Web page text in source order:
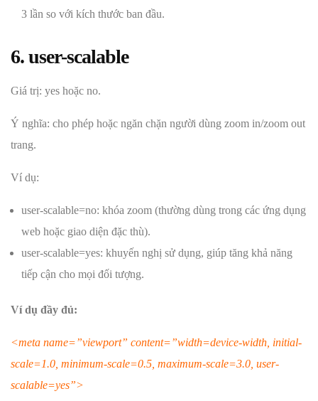
3 lần so với kích thước ban đầu.
6. user-scalable
Giá trị: yes hoặc no.
Ý nghĩa: cho phép hoặc ngăn chặn người dùng zoom in/zoom out
trang.
Ví dụ:
user-scalable=no: khóa zoom (thường dùng trong các ứng dụng
web hoặc giao diện đặc thù).
user-scalable=yes: khuyến nghị sử dụng, giúp tăng khả năng
tiếp cận cho mọi đối tượng.
Ví dụ đầy đủ:
<meta name=”viewport” content=”width=device-width, initial-
scale=1.0, minimum-scale=0.5, maximum-scale=3.0, user-
scalable=yes”>